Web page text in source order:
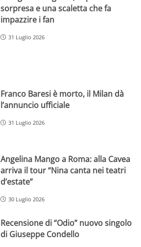
sorpresa e una scaletta che fa
impazzire i fan
31 Luglio 2026
Franco Baresi è morto, il Milan dà
l’annuncio ufficiale
31 Luglio 2026
Angelina Mango a Roma: alla Cavea
arriva il tour “Nina canta nei teatri
d’estate”
30 Luglio 2026
Recensione di “Odio” nuovo singolo
di Giuseppe Condello